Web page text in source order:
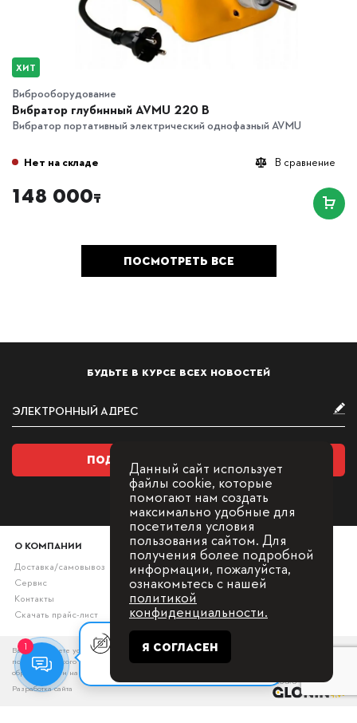
ХИТ
Виброоборудование
Вибратор глубинный AVMU 220 B
Вибратор портативный электрический однофазный AVMU
В сравнение
Нет на складе
148 000₸
ПОСМОТРЕТЬ ВСЕ
БУДЬТЕ В КУРСЕ ВСЕХ НОВОСТЕЙ
ПОДПИСАТЬСЯ НА РАССЫЛКУ
О КОМПАНИИ
Доставка/самовывоз
Сервис
Контакты
Скачать прайс-лист
Вы принимаете условия политики в отношении обработки персональных данных и
пользовательского соглашения каждый раз, когда оставляете свои данные в любой форме
обратной связи на сайте
Разработка сайта
1
Оставьте заявку, мы с Вами
свяжемся для
Данный сайт использует
файлы cookie, которые
помогают нам создать
максимально удобные для
посетителя условия
пользования сайтом. Для
получения более подробной
информации, пожалуйста,
ознакомьтесь с нашей
политикой
конфиденциальности.
Я СОГЛАСЕН